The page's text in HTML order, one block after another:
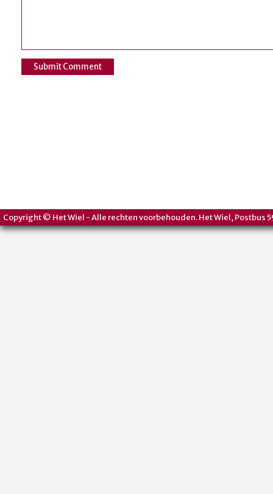
Copyright © Het Wiel - Alle rechten voorbehouden. Het Wiel, Postbus